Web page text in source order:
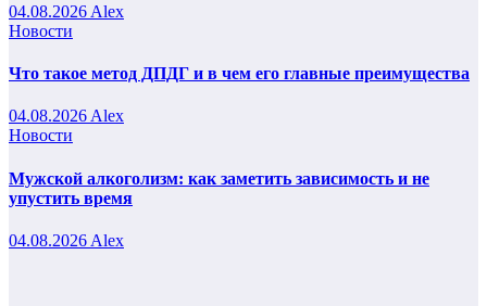
04.08.2026 Alex
Новости
Что такое метод ДПДГ и в чем его главные преимущества
04.08.2026 Alex
Новости
Мужской алкоголизм: как заметить зависимость и не
упустить время
04.08.2026 Alex